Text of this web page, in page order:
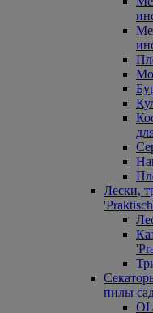
Лески,
пилы